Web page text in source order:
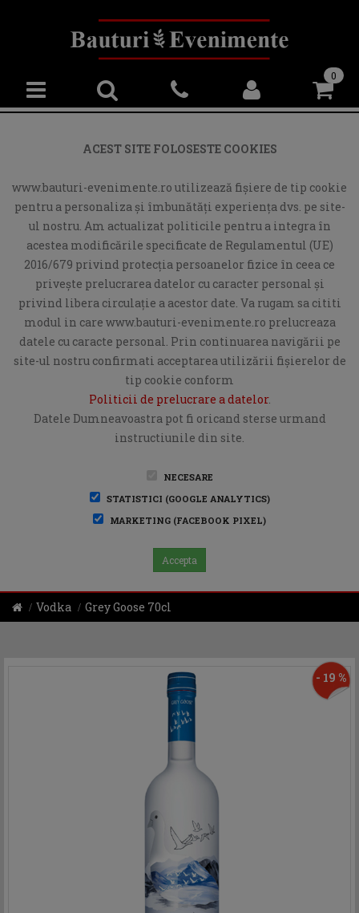
0
ACEST SITE FOLOSESTE COOKIES
www.bauturi-evenimente.ro utilizează fişiere de tip cookie
pentru a personaliza și îmbunătăți experiența dvs. pe site-
ul nostru. Am actualizat politicile pentru a integra în
acestea modificările specificate de Regulamentul (UE)
2016/679 privind protecția persoanelor fizice în ceea ce
privește prelucrarea datelor cu caracter personal și
privind libera circulație a acestor date. Va rugam sa cititi
modul in care www.bauturi-evenimente.ro prelucreaza
datele cu caracte personal. Prin continuarea navigării pe
site-ul nostru confirmati acceptarea utilizării fişierelor de
tip cookie conform
Politicii de prelucrare a datelor.
Datele Dumneavoastra pot fi oricand sterse urmand
instructiunile din site.
NECESARE
STATISTICI (GOOGLE ANALYTICS)
MARKETING (FACEBOOK PIXEL)
Accepta
Vodka Grey Goose 70cl
- 19 %